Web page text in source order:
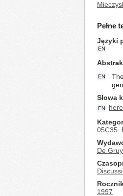
Pełne
Języki
EN
EN
Słowa
EN
05C35:
De
1997